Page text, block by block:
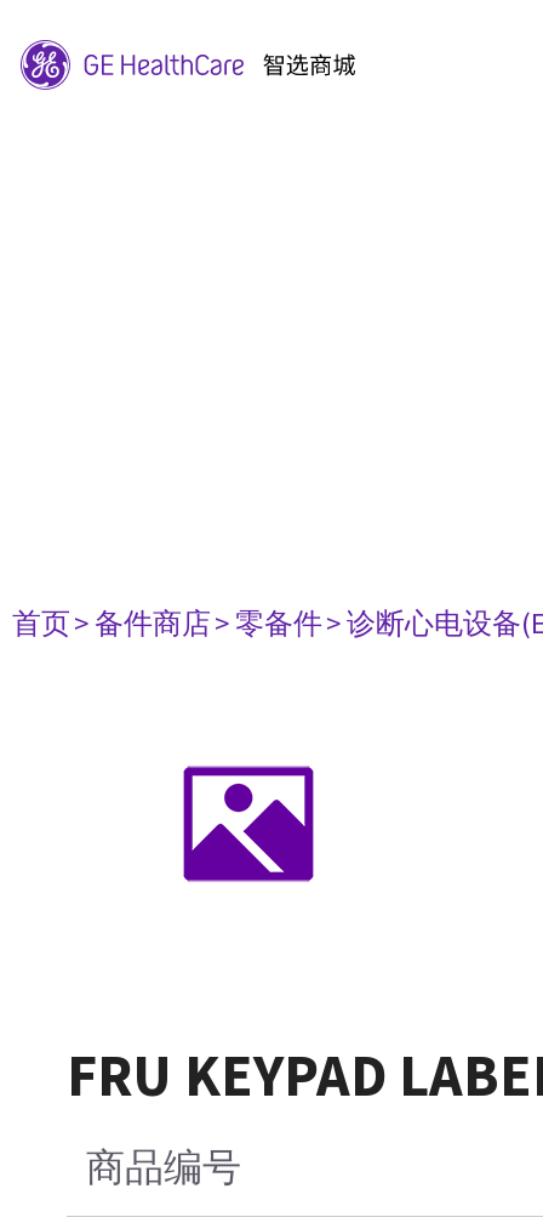
首页> 备件商店> 零备件> 诊断心电设备
FRU KEYPAD
商品编号